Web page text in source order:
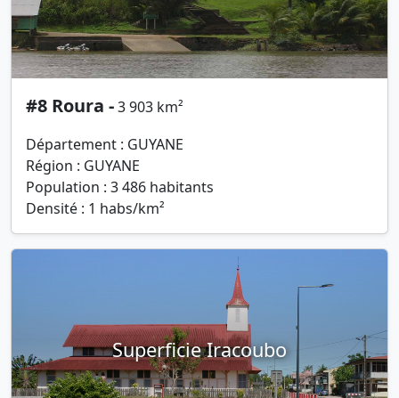
#8 Roura -3 903 km²
Département : GUYANE
Région : GUYANE
Population : 3 486 habitants
Densité : 1 habs/km²
Superficie Iracoubo